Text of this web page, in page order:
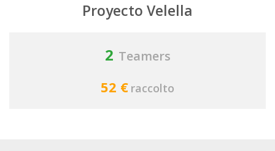
Proyecto Velella
2 Teamers
52 € raccolto